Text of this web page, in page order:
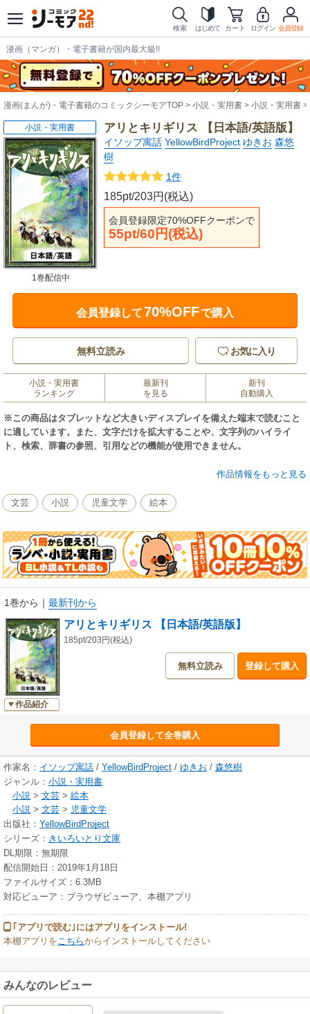
検索 はじめて カート ログイン 会員登録
漫画（マンガ）・電子書籍が国内最大級!!
漫画(まんが)・電子書籍のコミックシーモアTOP 小説・実用書 小説・実用書
アリとキリギリス 【日本語/英語版】
イソップ寓話 YellowBirdProject ゆきお 森悠
樹
1件
185pt/203円(税込)
会員登録限定70%OFFクーポンで
55pt/60円(税込)
小説・実用書
1巻配信中
会員登録して70%OFFで購入
無料立読み お気に入り
小説・実用書
ランキング
最新刊
を見る
新刊
自動購入
※この商品はタブレットなど大きいディスプレイを備えた端末で読むこと
に適しています。また、文字だけを拡大することや、文字列のハイライ
ト、検索、辞書の参照、引用などの機能が使用できません。
毎日いっしょうけんめい働くアリたちと、毎日を遊んで暮らすキリギリ
庫 第58作品目】
作品情報をもっと見る
文芸 小説 児童文学 絵本
1巻から ｜ 最新刊から
作品紹介
アリとキリギリス 【日本語/英語版】
185pt/203円(税込)
無料立読み 登録して購入
会員登録して全巻購入
作家名： イソップ寓話 / YellowBirdProject / ゆきお / 森悠樹
ジャンル： 小説・実用書
小説 > 文芸 > 絵本
小説 > 文芸 > 児童文学
出版社： YellowBirdProject
シリーズ： きいろいとり文庫
DL期限：無期限
配信開始日：2019年1月18日
ファイルサイズ：6.3MB
対応ビューア：ブラウザビューア、本棚アプリ
｢アプリで読む｣にはアプリをインストール!
本棚アプリをこちらからインストールしてください
みんなのレビュー